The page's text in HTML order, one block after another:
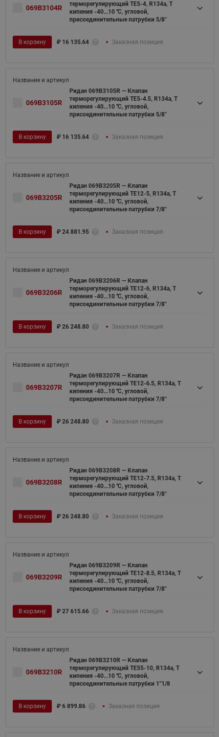
069B3104R
терморегулирующий TE5-4, R134a, T
кипения -40...10 ℃, угловой,
присоединительные патрубки 5/8"
В корзину ₽ 16 135.64 Заказная позиция
069B3105R
Ридан 069B3105R — Клапан
терморегулирующий TE5-4.5, R134a, T
кипения -40...10 ℃, угловой,
присоединительные патрубки 5/8"
В корзину ₽ 16 135.64 Заказная позиция
069B3205R
Ридан 069B3205R — Клапан
терморегулирующий TE12-5, R134a, T
кипения -40...10 ℃, угловой,
присоединительные патрубки 7/8"
В корзину ₽ 24 881.95 Заказная позиция
069B3206R
Ридан 069B3206R — Клапан
терморегулирующий TE12-6, R134a, T
кипения -40...10 ℃, угловой,
присоединительные патрубки 7/8"
В корзину ₽ 26 248.80 Заказная позиция
069B3207R
Ридан 069B3207R — Клапан
терморегулирующий TE12-6.5, R134a, T
кипения -40...10 ℃, угловой,
присоединительные патрубки 7/8"
В корзину ₽ 26 248.80 Заказная позиция
069B3208R
Ридан 069B3208R — Клапан
терморегулирующий TE12-7.5, R134a, T
кипения -40...10 ℃, угловой,
присоединительные патрубки 7/8"
В корзину ₽ 26 248.80 Заказная позиция
069B3209R
Ридан 069B3209R — Клапан
терморегулирующий TE12-8.5, R134a, T
кипения -40...10 ℃, угловой,
присоединительные патрубки 7/8"
В корзину ₽ 27 615.66 Заказная позиция
069B3210R
Ридан 069B3210R — Клапан
терморегулирующий TE55-10, R134a, T
кипения -40...10 ℃, угловой,
присоединительные патрубки 1"1/8
В корзину ₽ 6 899.86 Заказная позиция